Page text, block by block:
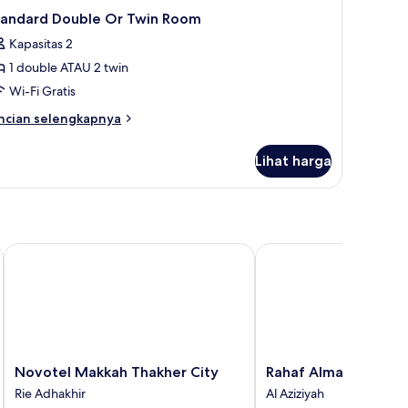
Double Or Twin Room
Kapasitas 2
1 double ATAU 2 twin
Wi-Fi Gratis
selengkapnya
Lihat harga
Novotel
Makkah
Thakher
Novotel Makkah Thakher City
Rie Adhakhir
Novotel Makkah Thakher City
Rahaf
Almashaer
Hotel
Rahaf Almashaer
Al Aziziyah
Rahaf Almashaer Hotel